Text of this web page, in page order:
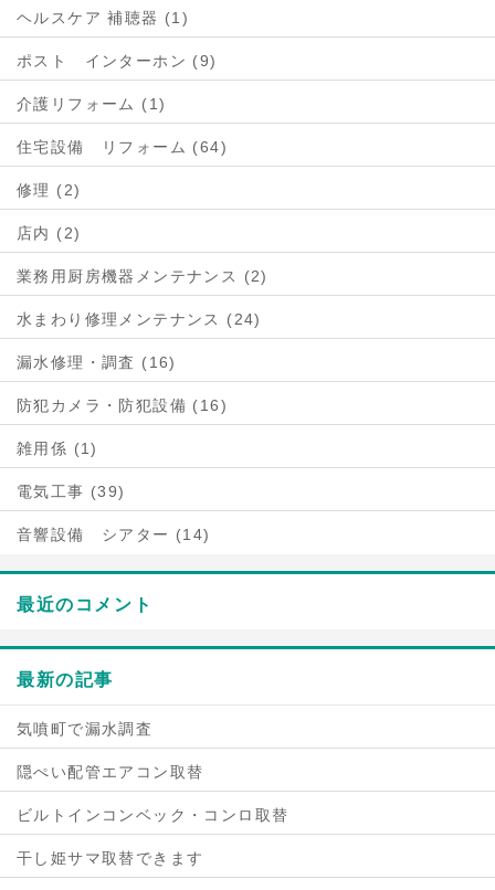
ヘルスケア 補聴器 (1)
ポスト インターホン (9)
介護リフォーム (1)
住宅設備 リフォーム (64)
修理 (2)
店内 (2)
業務用厨房機器メンテナンス (2)
水まわり修理メンテナンス (24)
漏水修理・調査 (16)
防犯カメラ・防犯設備 (16)
雑用係 (1)
電気工事 (39)
音響設備 シアター (14)
最近のコメント
最新の記事
気噴町で漏水調査
隠ぺい配管エアコン取替
ビルトインコンベック・コンロ取替
干し姫サマ取替できます